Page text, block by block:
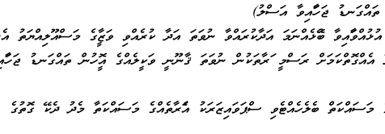
ޖަހާފައިވާ އަސްލު)
ބޭފުޅެއްނަމަ އަދާކުރައްވާ ނުވަތަ އަދާ ކުރެއްވި ވަޒީފާގެ މަސްއޫލިއްޔަތު
ރަސްމީ ފަރާތަކުން ނުވަތަ ޤާނޫނީ ވަކީލެއްގެ އޮފީހުން ތައްގަނޑު
މަސައްކަތް ބެލެހެއްޓެވި ސްޕަވައިޒަރަކު އެފަރާތެއްގެ މަސައްކަތާ މެދު ދެކޭ ގޮތުގެ